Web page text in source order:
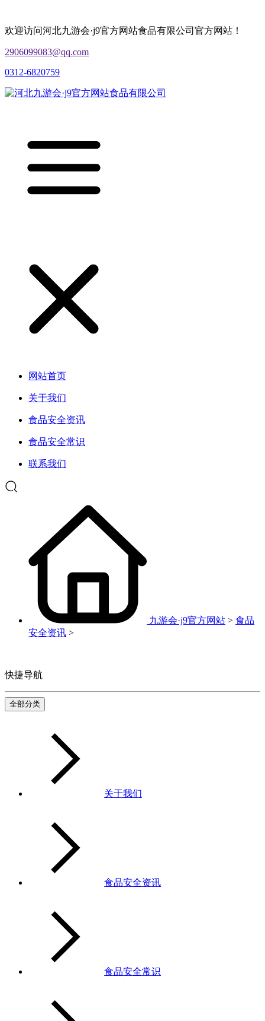
欢迎访问河北九游会·j9官方网站食品有限公司官方网站！
2906099083@qq.com
0312-6820759
网站首页
关于我们
食品安全资讯
食品安全常识
联系我们
九游会·j9官方网站 > 食品
安全资讯 >
快捷导航
全部分类
关于我们
食品安全资讯
食品安全常识